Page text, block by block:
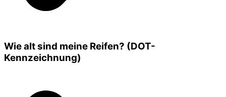
Wie alt sind meine Reifen? (DOT-
Kennzeichnung)